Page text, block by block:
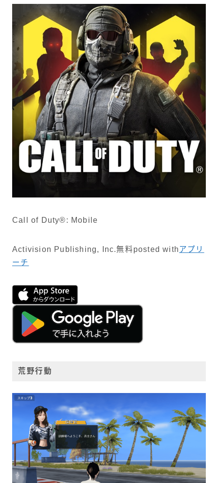
Call of Duty®: Mobile
Activision Publishing, Inc.無料posted with アプリ
ーチ
荒野行動